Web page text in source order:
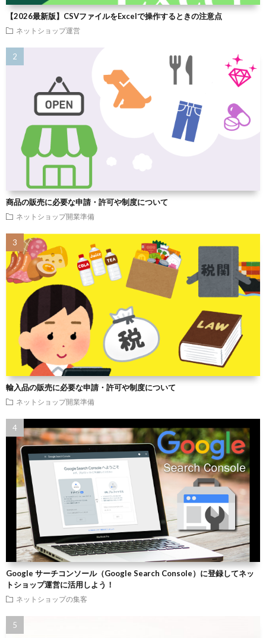
【2026最新版】CSVファイルをExcelで操作するときの注意点
ネットショップ運営
商品の販売に必要な申請・許可や制度について
ネットショップ開業準備
輸入品の販売に必要な申請・許可や制度について
ネットショップ開業準備
Google サーチコンソール（Google Search Console）に登録してネッ
トショップ運営に活用しよう！
ネットショップの集客